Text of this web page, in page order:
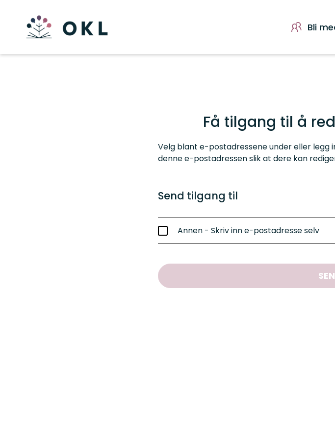
Bli
Få tilgang til å
Velg blant e-postadressene under eller legg
denne e-postadressen slik at dere kan
Send tilgang til
Annen - Skriv inn e-postadresse selv